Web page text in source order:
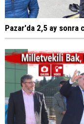
Pazar'da 2,5 ay sonra